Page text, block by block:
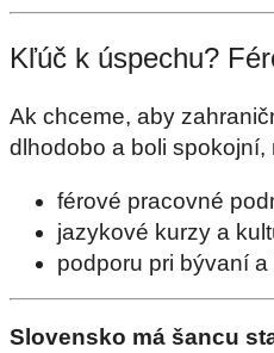
Kľúč k úspechu?
Ak chceme, aby
dlhodobo a boli
férové pracovné
jazykové kurzy a
podporu pri bývaní
Slovensko má šancu